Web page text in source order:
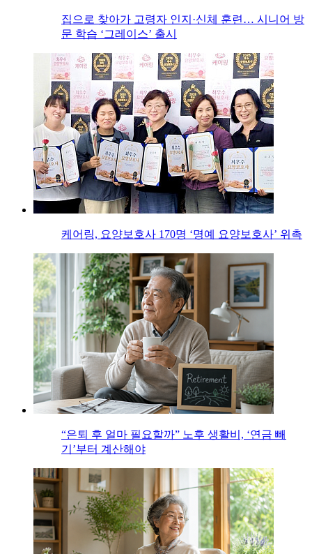
집으로 찾아가 고령자 인지·신체 훈련… 시니어 방
문 학습 ‘그레이스’ 출시
케어링, 요양보호사 170명 ‘명예 요양보호사’ 위촉
“은퇴 후 얼마 필요할까” 노후 생활비, ‘연금 빼
기’부터 계산해야